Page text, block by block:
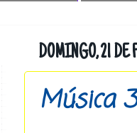
DOMINGO, 21 DE
Música